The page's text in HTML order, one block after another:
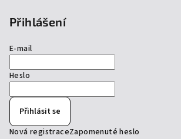
Přihlášení
E-mail
Heslo
Přihlásit se
Nová registraceZapomenuté heslo